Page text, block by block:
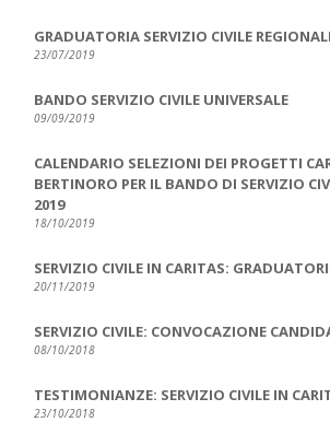
GRADUATORIA SERVIZIO CIVILE
23/07/2019
BANDO SERVIZIO CIVILE UNIVERSALE
09/09/2019
CALENDARIO SELEZIONI DEI PROGETTI
BERTINORO PER IL BANDO DI SERVIZIO
2019
18/10/2019
SERVIZIO CIVILE IN CARITAS:
20/11/2019
SERVIZIO CIVILE: CONVOCAZIONE
08/10/2018
TESTIMONIANZE: SERVIZIO CIVILE IN
23/10/2018